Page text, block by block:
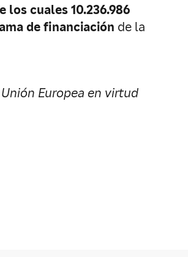
los cuales 10.236.986
de financiación de la
Europea en virtud